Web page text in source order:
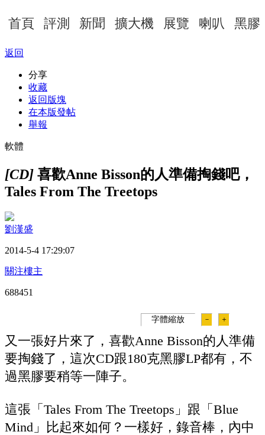
首頁 評測 新聞 擴大機 展覽 喇叭 黑膠
返回
分享
收藏
返回版塊
在本版發帖
舉報
軟體
[CD] 喜歡Anne Bisson的人準備掏錢吧，
Tales From The Treetops
劉漢盛
2014-5-4 17:29:07
關注樓主
688451
字體縮放 － ＋
又一張好片來了，喜歡Anne Bisson的人準備
要掏錢了，這次CD跟180克黑膠LP都有，不
過黑膠要稍等一陣子。
這張「Tales From The Treetops」跟「Blue
Mind」比起來如何？一樣好，錄音棒，內中